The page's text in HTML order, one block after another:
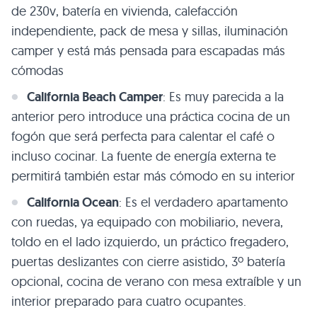
de 230v, batería en vivienda, calefacción
independiente, pack de mesa y sillas, iluminación
camper y está más pensada para escapadas más
cómodas
California Beach Camper: Es muy parecida a la
anterior pero introduce una práctica cocina de un
fogón que será perfecta para calentar el café o
incluso cocinar. La fuente de energía externa te
permitirá también estar más cómodo en su interior
California Ocean: Es el verdadero apartamento
con ruedas, ya equipado con mobiliario, nevera,
toldo en el lado izquierdo, un práctico fregadero,
puertas deslizantes con cierre asistido, 3º batería
opcional, cocina de verano con mesa extraíble y un
interior preparado para cuatro ocupantes.